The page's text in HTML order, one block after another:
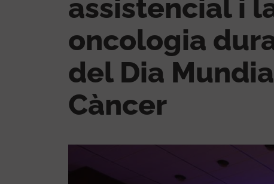
assistencial i
oncologia
del Dia
Càncer